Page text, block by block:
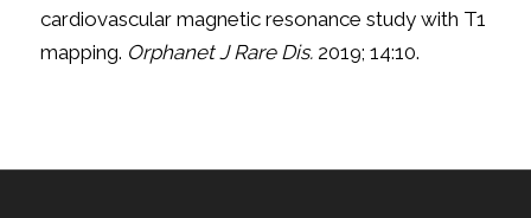
cardiovascular magnetic resonance study with T1
mapping. Orphanet J Rare Dis.2019; 14:10.